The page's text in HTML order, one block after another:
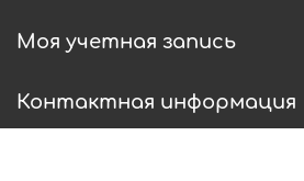
Моя учетная запись
Контактная информация